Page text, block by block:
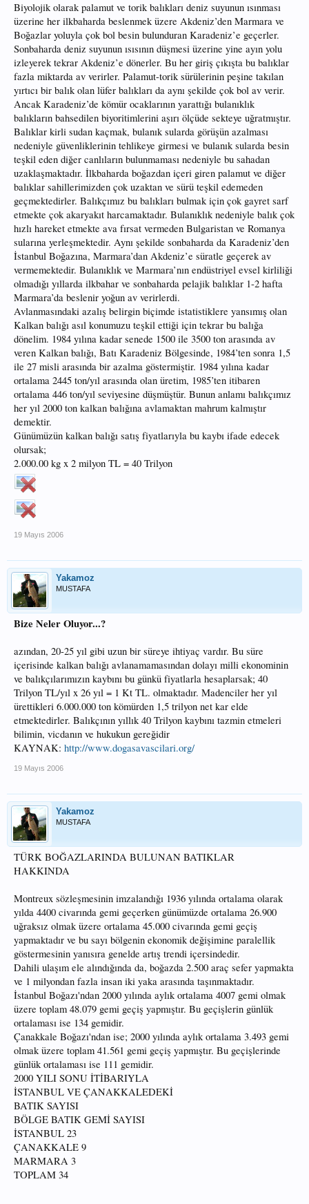
Biyolojik olarak palamut ve torik balıkları deniz suyunun ısınması
üzerine her ilkbaharda beslenmek üzere Akdeniz’den Marmara ve
Boğazlar yoluyla çok bol besin bulunduran Karadeniz’e geçerler.
Sonbaharda deniz suyunun ısısının düşmesi üzerine yine ayın yolu
izleyerek tekrar Akdeniz’e dönerler. Bu her giriş çıkışta bu balıklar
fazla miktarda av verirler. Palamut-torik sürülerinin peşine takılan
yırtıcı bir balık olan lüfer balıkları da aynı şekilde çok bol av verir.
Ancak Karadeniz’de kömür ocaklarının yarattığı bulanıklık
balıkların bahsedilen biyoritimlerini aşırı ölçüde sekteye uğratmıştır.
Balıklar kirli sudan kaçmak, bulanık sularda görüşün azalması
nedeniyle güvenliklerinin tehlikeye girmesi ve bulanık sularda besin
teşkil eden diğer canlıların bulunmaması nedeniyle bu sahadan
uzaklaşmaktadır. İlkbaharda boğazdan içeri giren palamut ve diğer
balıklar sahillerimizden çok uzaktan ve sürü teşkil edemeden
geçmektedirler. Balıkçımız bu balıkları bulmak için çok gayret sarf
etmekte çok akaryakıt harcamaktadır. Bulanıklık nedeniyle balık çok
hızlı hareket etmekte ava fırsat vermeden Bulgaristan ve Romanya
sularına yerleşmektedir. Aynı şekilde sonbaharda da Karadeniz’den
İstanbul Boğazına, Marmara’dan Akdeniz’e süratle geçerek av
vermemektedir. Bulanıklık ve Marmara’nın endüstriyel evsel kirliliği
olmadığı yıllarda ilkbahar ve sonbaharda pelajik balıklar 1-2 hafta
Marmara’da beslenir yoğun av verirlerdi.
Avlanmasındaki azalış belirgin biçimde istatistiklere yansımış olan
Kalkan balığı asıl konumuzu teşkil ettiği için tekrar bu balığa
dönelim. 1984 yılına kadar senede 1500 ile 3500 ton arasında av
veren Kalkan balığı, Batı Karadeniz Bölgesinde, 1984’ten sonra 1,5
ile 27 misli arasında bir azalma göstermiştir. 1984 yılına kadar
ortalama 2445 ton/yıl arasında olan üretim, 1985’ten itibaren
ortalama 446 ton/yıl seviyesine düşmüştür. Bunun anlamı balıkçımız
her yıl 2000 ton kalkan balığına avlamaktan mahrum kalmıştır
demektir.
Günümüzün kalkan balığı satış fiyatlarıyla bu kaybı ifade edecek
olursak;
2.000.00 kg x 2 milyon TL = 40 Trilyon
19 Mayıs 2006
Yakamoz
MUSTAFA
Bize Neler Oluyor...?
azından, 20-25 yıl gibi uzun bir süreye ihtiyaç vardır. Bu süre
içerisinde kalkan balığı avlanamamasından dolayı milli ekonominin
ve balıkçılarımızın kaybını bu günkü fiyatlarla hesaplarsak; 40
Trilyon TL/yıl x 26 yıl = 1 Kt TL. olmaktadır. Madenciler her yıl
ürettikleri 6.000.000 ton kömürden 1,5 trilyon net kar elde
etmektedirler. Balıkçının yıllık 40 Trilyon kaybını tazmin etmeleri
bilimin, vicdanın ve hukukun gereğidir
KAYNAK: http://www.dogasavascilari.org/
19 Mayıs 2006
Yakamoz
MUSTAFA
TÜRK BOĞAZLARINDA BULUNAN BATIKLAR
HAKKINDA
Montreux sözleşmesinin imzalandığı 1936 yılında ortalama olarak
yılda 4400 civarında gemi geçerken günümüzde ortalama 26.900
uğraksız olmak üzere ortalama 45.000 civarında gemi geçiş
yapmaktadır ve bu sayı bölgenin ekonomik değişimine paralellik
göstermesinin yanısıra genelde artış trendi içersindedir.
Dahili ulaşım ele alındığında da, boğazda 2.500 araç sefer yapmakta
ve 1 milyondan fazla insan iki yaka arasında taşınmaktadır.
İstanbul Boğazı'ndan 2000 yılında aylık ortalama 4007 gemi olmak
üzere toplam 48.079 gemi geçiş yapmıştır. Bu geçişlerin günlük
ortalaması ise 134 gemidir.
Çanakkale Boğazı'ndan ise; 2000 yılında aylık ortalama 3.493 gemi
olmak üzere toplam 41.561 gemi geçiş yapmıştır. Bu geçişlerinde
günlük ortalaması ise 111 gemidir.
2000 YILI SONU İTİBARIYLA
İSTANBUL VE ÇANAKKALEDEKİ
BATIK SAYISI
BÖLGE BATIK GEMİ SAYISI
İSTANBUL 23
ÇANAKKALE 9
MARMARA 3
TOPLAM 34